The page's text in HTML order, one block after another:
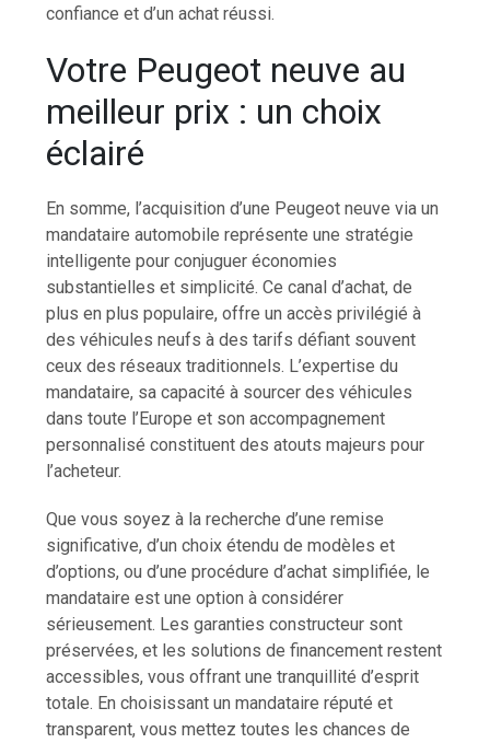
confiance et d’un achat réussi.
Votre Peugeot neuve au
meilleur prix : un choix
éclairé
En somme, l’acquisition d’une Peugeot neuve via un
mandataire automobile représente une stratégie
intelligente pour conjuguer économies
substantielles et simplicité. Ce canal d’achat, de
plus en plus populaire, offre un accès privilégié à
des véhicules neufs à des tarifs défiant souvent
ceux des réseaux traditionnels. L’expertise du
mandataire, sa capacité à sourcer des véhicules
dans toute l’Europe et son accompagnement
personnalisé constituent des atouts majeurs pour
l’acheteur.
Que vous soyez à la recherche d’une remise
significative, d’un choix étendu de modèles et
d’options, ou d’une procédure d’achat simplifiée, le
mandataire est une option à considérer
sérieusement. Les garanties constructeur sont
préservées, et les solutions de financement restent
accessibles, vous offrant une tranquillité d’esprit
totale. En choisissant un mandataire réputé et
transparent, vous mettez toutes les chances de